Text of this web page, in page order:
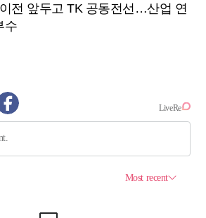
전 앞두고 TK 공동전선…산업 연
수